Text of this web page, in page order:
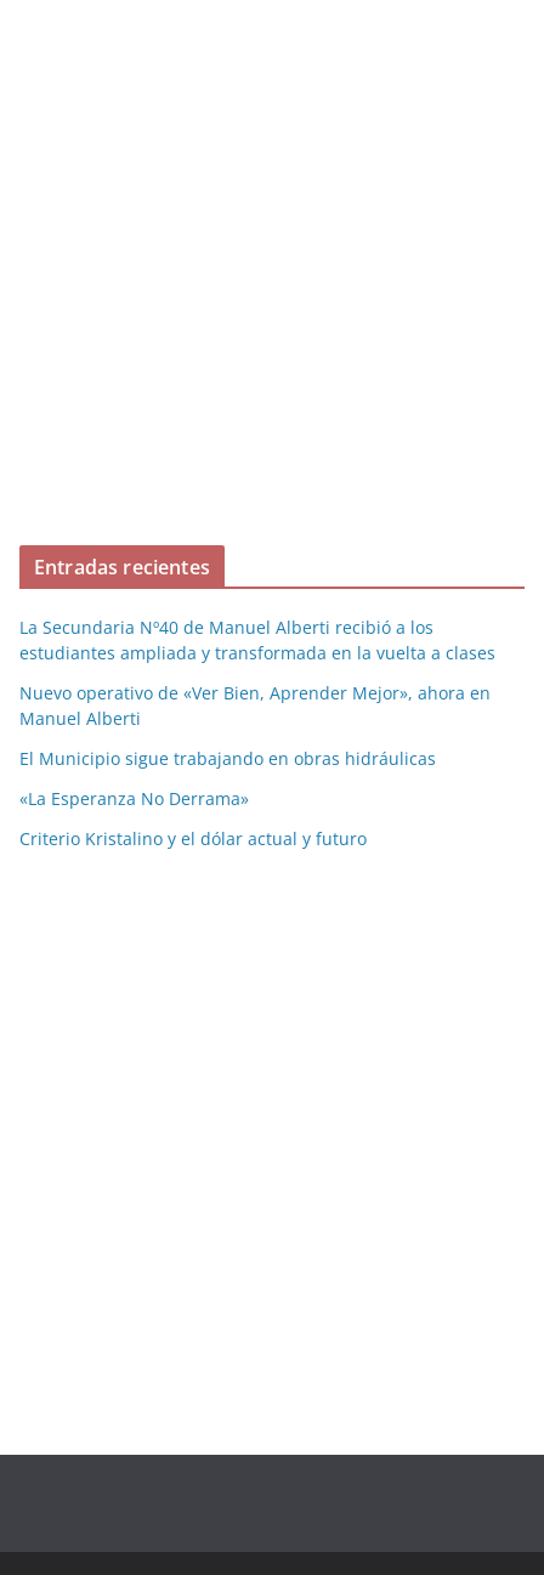
Entradas recientes
La Secundaria Nº40 de Manuel Alberti recibió a los
estudiantes ampliada y transformada en la vuelta a clases
Nuevo operativo de «Ver Bien, Aprender Mejor», ahora en
Manuel Alberti
El Municipio sigue trabajando en obras hidráulicas
«La Esperanza No Derrama»
Criterio Kristalino y el dólar actual y futuro